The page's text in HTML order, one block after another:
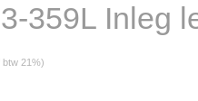
359L Inleg
btw 21%)